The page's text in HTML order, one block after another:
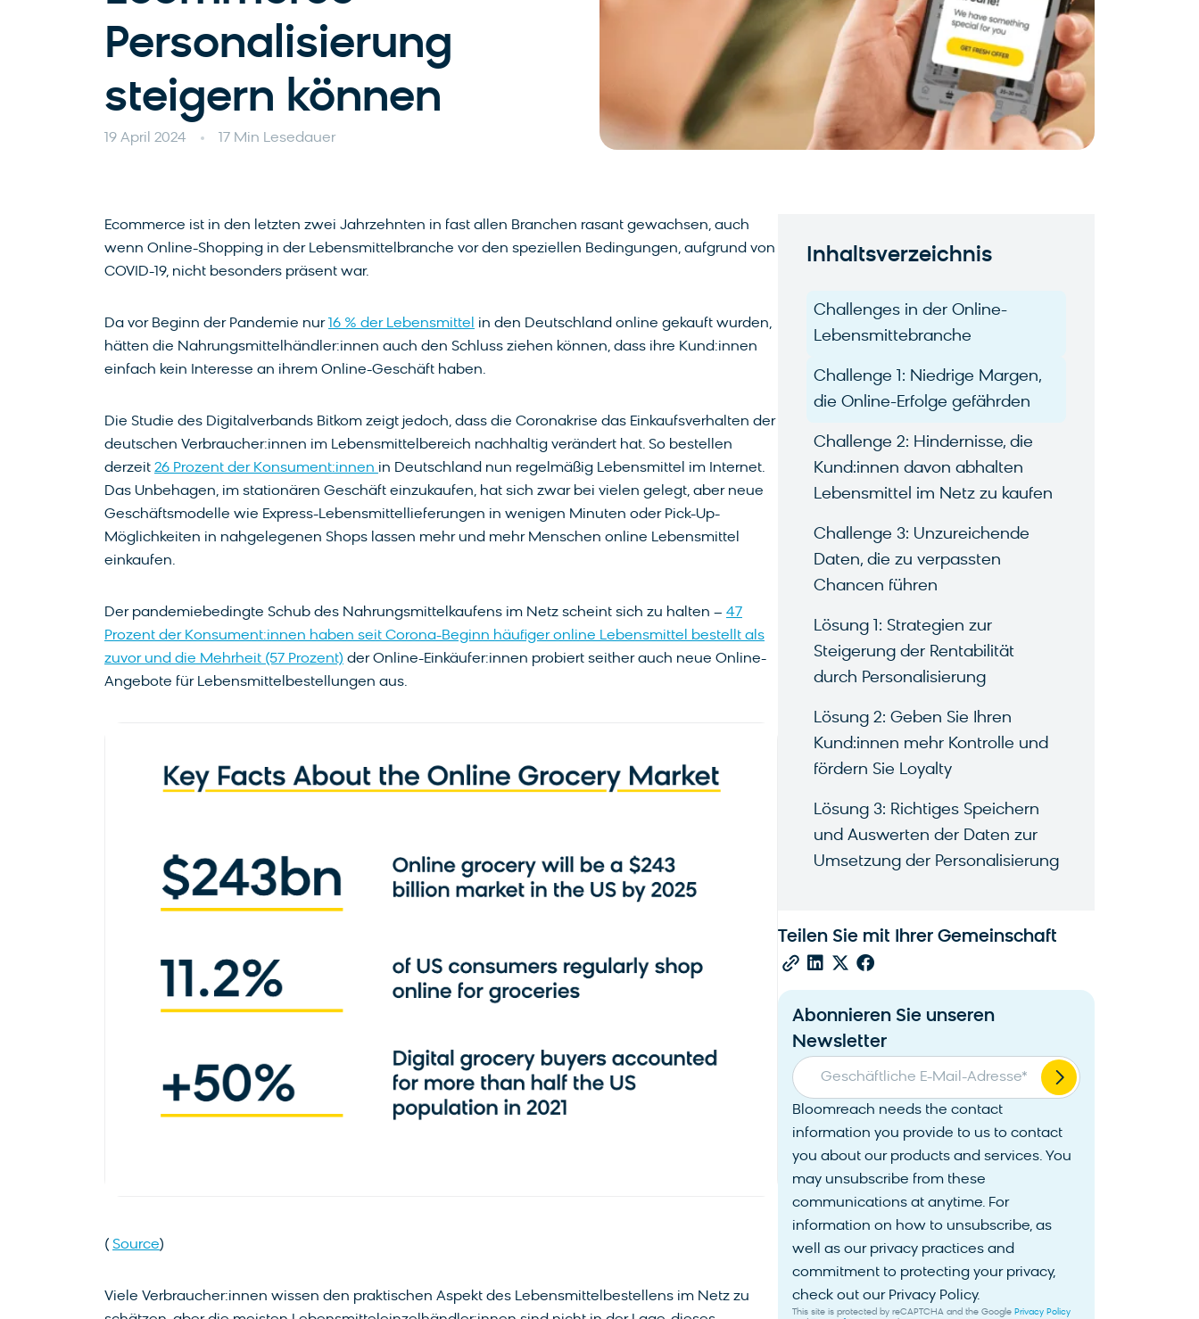
Personalisierung
steigern können
19 April 2024 17 Min Lesedauer
Ecommerce ist in den letzten zwei Jahrzehnten in fast allen Branchen rasant gewachsen, auch
wenn Online-Shopping in der Lebensmittelbranche vor den speziellen Bedingungen, aufgrund von
COVID-19, nicht besonders präsent war.
Da vor Beginn der Pandemie nur 16 % der Lebensmittel
in den Deutschland online gekauft wurden,
hätten die Nahrungsmittelhändler:innen auch den Schluss ziehen können, dass ihre Kund:innen
einfach kein Interesse an ihrem Online-Geschäft haben.
Die Studie des Digitalverbands Bitkom zeigt jedoch, dass die Coronakrise das Einkaufsverhalten der
deutschen Verbraucher:innen im Lebensmittelbereich nachhaltig verändert hat. So bestellen
derzeit 26 Prozent der Konsument:innen in Deutschland nun regelmäßig Lebensmittel im Internet.
Das Unbehagen, im stationären Geschäft einzukaufen, hat sich zwar bei vielen gelegt, aber neue
Geschäftsmodelle wie Express-Lebensmittellieferungen in wenigen Minuten oder Pick-Up-
Möglichkeiten in nahgelegenen Shops lassen mehr und mehr Menschen online Lebensmittel
einkaufen.
Der pandemiebedingte Schub des Nahrungsmittelkaufens im Netz scheint sich zu halten – 47
Prozent der Konsument:innen haben seit Corona-Beginn häufiger online Lebensmittel bestellt als
zuvor und die Mehrheit (57 Prozent) der Online-Einkäufer:innen probiert seither auch neue Online-
Angebote für Lebensmittelbestellungen aus.
( Source)
Viele Verbraucher:innen wissen den praktischen Aspekt des Lebensmittelbestellens im Netz zu
Inhaltsverzeichnis
Challenges in der Online-
Lebensmittebranche
Challenge 1: Niedrige Margen,
die Online-Erfolge gefährden
Challenge 2: Hindernisse, die
Kund:innen davon abhalten
Lebensmittel im Netz zu kaufen
Challenge 3: Unzureichende
Daten, die zu verpassten
Chancen führen
Lösung 1: Strategien zur
Steigerung der Rentabilität
durch Personalisierung
Lösung 2: Geben Sie Ihren
Kund:innen mehr Kontrolle und
fördern Sie Loyalty
Lösung 3: Richtiges Speichern
und Auswerten der Daten zur
Umsetzung der Personalisierung
Teilen Sie mit Ihrer Gemeinschaft
Abonnieren Sie unseren
Newsletter
Geschäftliche E-Mail-Adresse*
Bloomreach needs the contact
information you provide to us to contact
you about our products and services. You
may unsubscribe from these
communications at anytime. For
information on how to unsubscribe, as
well as our privacy practices and
commitment to protecting your privacy,
check out our Privacy Policy.
This site is protected by reCAPTCHA and the Google Privacy Policy